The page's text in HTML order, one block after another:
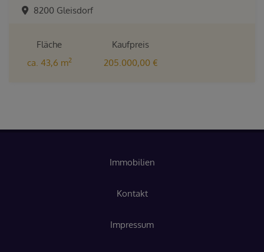
8200 Gleisdorf
Fläche
ca. 43,6 m2
Kaufpreis
205.000,00 €
Immobilien
Kontakt
Impressum